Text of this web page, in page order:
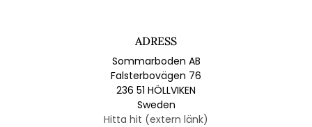
ADRESS
Sommarboden AB
Falsterbovägen 76
236 51 HÖLLVIKEN
Sweden
Hitta hit (extern länk)